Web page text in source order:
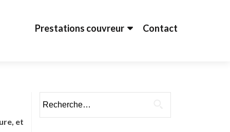
Prestations couvreur Contact
et